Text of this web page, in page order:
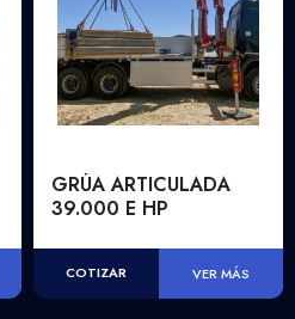
GRÚA ARTICULADA
39.000 E HP
COTIZAR VER MÁS